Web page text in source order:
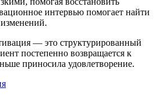
интервью помогает найти
— это структурированный
постепенно возвращается к
приносила удовлетворение.